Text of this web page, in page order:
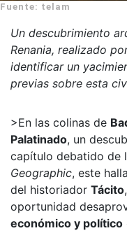
Fuente: telam
Un descubrimiento
Renania, realizado
identificar un
previas sobre esta
>En las colinas de
Palatinado, un
capítulo debatido de
Geographic, este
del historiador Tácito
oportunidad
económico y político